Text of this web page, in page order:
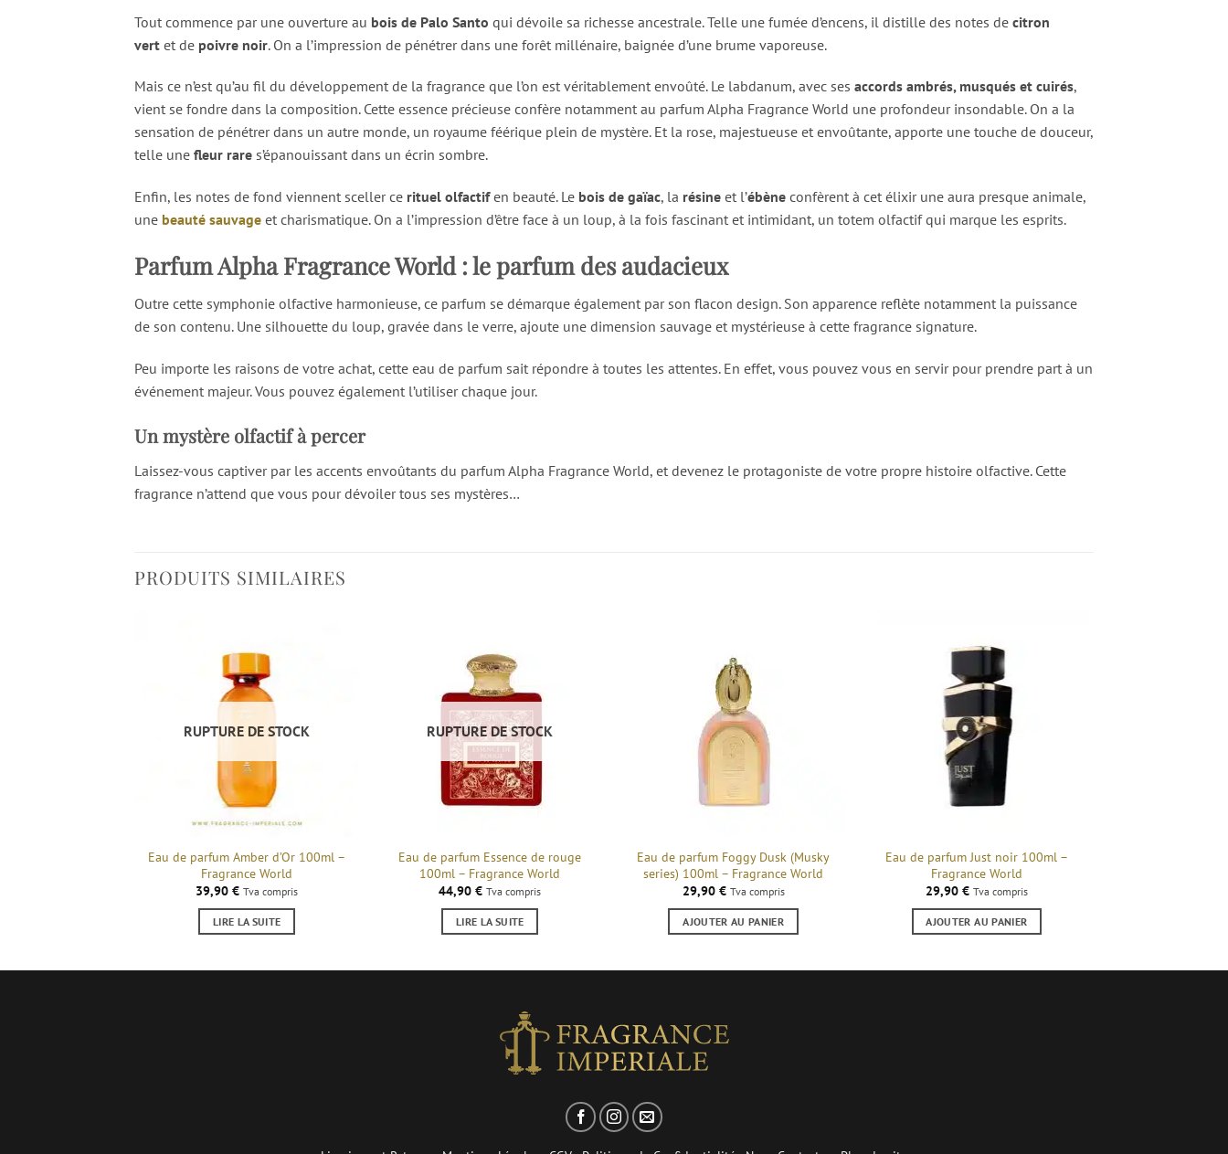
Tout commence par une ouverture au bois de Palo Santo qui dévoile sa richesse ancestrale. Telle une fumée d’encens, il distille des notes de citron
vert et de poivre noir. On a l’impression de pénétrer dans une forêt millénaire, baignée d’une brume vaporeuse.
Mais ce n’est qu’au fil du développement de la fragrance que l’on est véritablement envoûté. Le labdanum, avec ses accords ambrés, musqués et cuirés,
vient se fondre dans la composition. Cette essence précieuse confère notamment au parfum Alpha Fragrance World une profondeur insondable. On a la
sensation de pénétrer dans un autre monde, un royaume féérique plein de mystère. Et la rose, majestueuse et envoûtante, apporte une touche de douceur,
telle une fleur rare s’épanouissant dans un écrin sombre.
Enfin, les notes de fond viennent sceller ce rituel olfactifen beauté. Le bois de gaïac, la résine et l’ébène confèrent à cet élixir une aura presque animale,
une beauté sauvage et charismatique. On a l’impression d’être face à un loup, à la fois fascinant et intimidant, un totem olfactif qui marque les esprits.
Parfum Alpha Fragrance World : le parfum des audacieux
Outre cette symphonie olfactive harmonieuse, ce parfum se démarque également par son flacon design. Son apparence reflète notamment la puissance
de son contenu. Une silhouette du loup, gravée dans le verre, ajoute une dimension sauvage et mystérieuse à cette fragrance signature.
Peu importe les raisons de votre achat, cette eau de parfum sait répondre à toutes les attentes. En effet, vous pouvez vous en servir pour prendre part à un
événement majeur. Vous pouvez également l’utiliser chaque jour.
Un mystère olfactif à percer
Laissez-vous captiver par les accents envoûtants du parfum Alpha Fragrance World, et devenez le protagoniste de votre propre histoire olfactive. Cette
fragrance n’attend que vous pour dévoiler tous ses mystères…
PRODUITS SIMILAIRES
RUPTURE DE STOCK
Eau de parfum Amber d’Or 100ml –
Fragrance World
39,90€ Tva compris
LIRE LA SUITE
RUPTURE DE STOCK
Eau de parfum Essence de rouge
100ml – Fragrance World
44,90€ Tva compris
LIRE LA SUITE
Eau de parfum Foggy Dusk (Musky
series) 100ml – Fragrance World
29,90 € Tva compris
AJOUTER AU PANIER
Eau de parfum Just noir 100ml –
Fragrance World
29,90 € Tva compris
AJOUTER AU PANIER